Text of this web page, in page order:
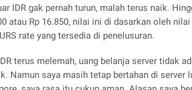
IDR gak pernah turun, malah terus naik.
atau Rp 16.850, nilai ini di dasarkan oleh
rate yang tersedia di penelusuran.
terus melemah, uang belanja server tidak
Namun saya masih tetap bertahan di server